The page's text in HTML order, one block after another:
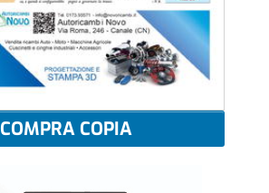
COMPRA COPIA